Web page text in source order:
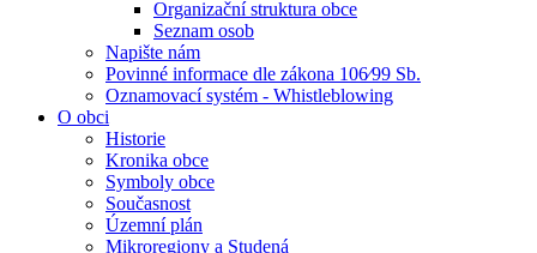
Organizační struktura obce
Seznam osob
Napište nám
Povinné informace dle zákona 106⁄99 Sb.
Oznamovací systém - Whistleblowing
O obci
Historie
Kronika obce
Symboly obce
Současnost
Územní plán
Mikroregiony a Studená